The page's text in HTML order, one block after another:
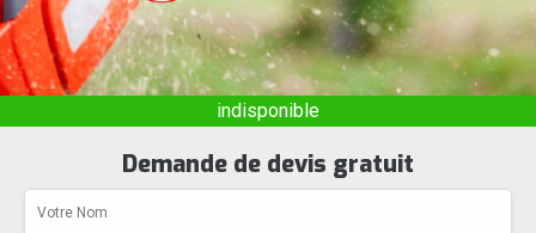
indisponible
Demande de devis gratuit